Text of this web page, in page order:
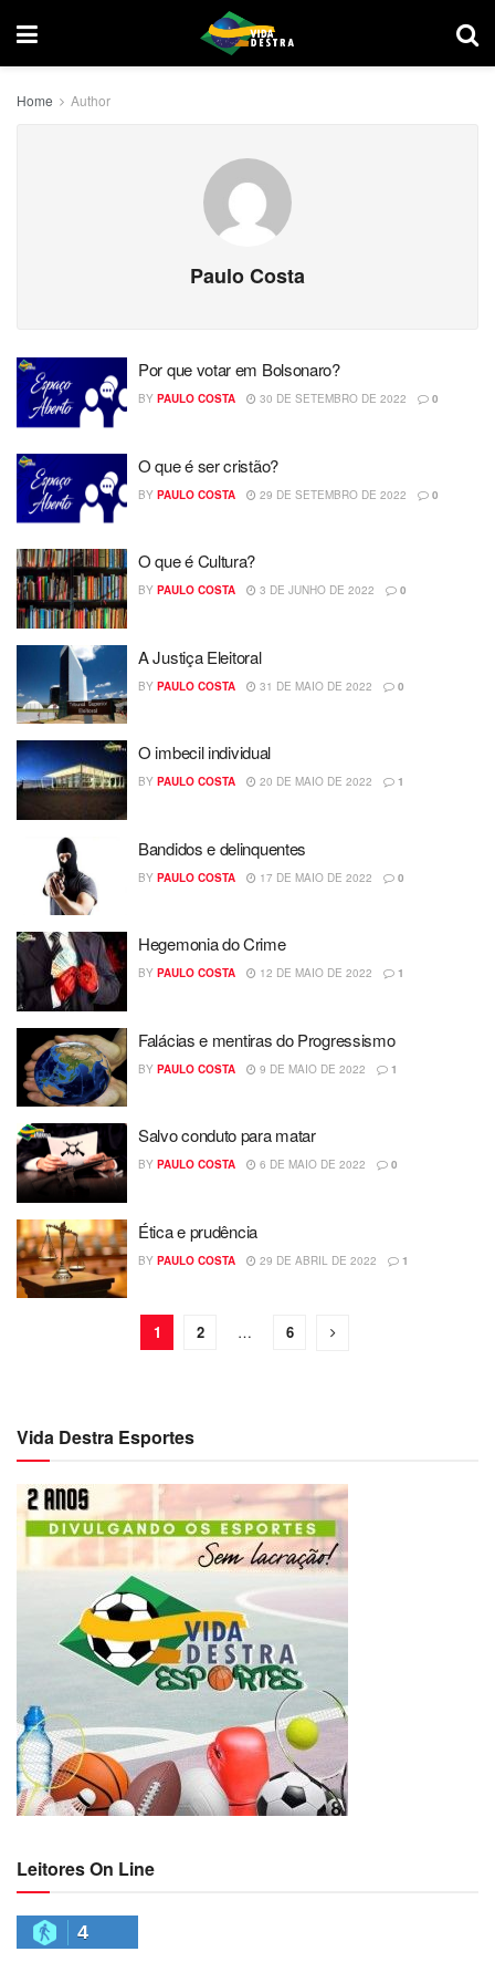
Home Author
Paulo Costa
Por que votar em Bolsonaro?
BY PAULO COSTA 30 DE SETEMBRO DE 2022 0
O que é ser cristão?
BY PAULO COSTA 29 DE SETEMBRO DE 2022 0
O que é Cultura?
BY PAULO COSTA 3 DE JUNHO DE 2022 0
A Justiça Eleitoral
BY PAULO COSTA 31 DE MAIO DE 2022 0
O imbecil individual
BY PAULO COSTA 20 DE MAIO DE 2022 1
Bandidos e delinquentes
BY PAULO COSTA 17 DE MAIO DE 2022 0
Hegemonia do Crime
BY PAULO COSTA 12 DE MAIO DE 2022 1
Falácias e mentiras do Progressismo
BY PAULO COSTA 9 DE MAIO DE 2022 1
Salvo conduto para matar
BY PAULO COSTA 6 DE MAIO DE 2022 0
Ética e prudência
BY PAULO COSTA 29 DE ABRIL DE 2022 1
1 2 … 6
Vida Destra Esportes
Leitores On Line
4